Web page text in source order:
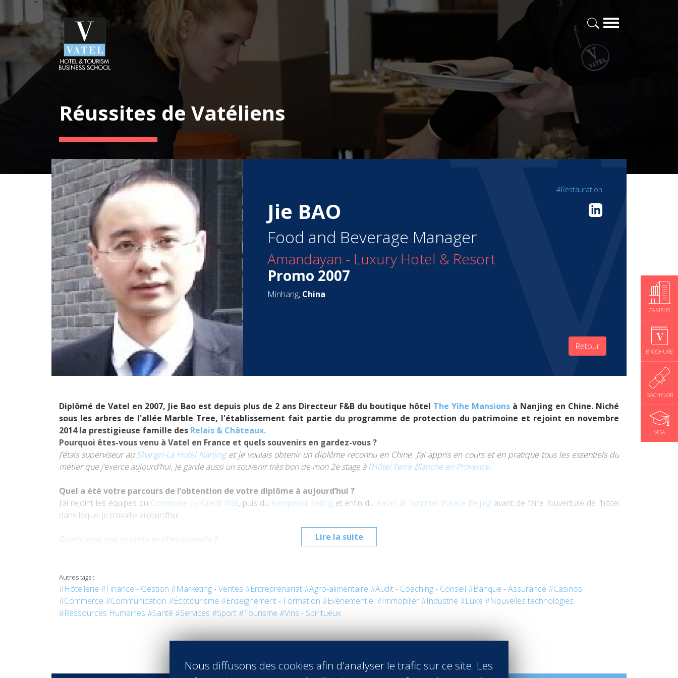
CAMPUS
BROCHURE
BACHELOR
MBA
Réussites de Vatéliens
#Restauration
Jie BAO
Food and Beverage Manager
Amandayan - Luxury Hotel & Resort
Promo 2007
Minhang, China
Retour
Lire la suite
Diplômé de Vatel en 2007, Jie Bao est depuis plus de 2 ans Directeur F&B du boutique hôtel The Yihe Mansions à Nanjing en Chine. Niché
sous les arbres de l'allée Marble Tree, l'établissement fait partie du programme de protection du patrimoine et rejoint en novembre
2014 la prestigieuse famille des Relais & Châteaux.
Pourquoi êtes-vous venu à Vatel en France et quels souvenirs en gardez-vous ?
J’étais superviseur au Shangri-La Hotel Nanjinget je voulais obtenir un diplôme reconnu en Chine. J’ai appris en cours et en pratique tous les essentiels du
métier que j’exerce aujourd’hui. Je garde aussi un souvenir très bon de mon 2e stage àl’Hôtel Terre Blanche en Provence.
Quel a été votre parcours de l’obtention de votre diplôme à aujourd’hui ?
J’ai rejoint les équipes du Commune by Great Wall, puis du Kempinski Beijinget enfin duAman at Summer Palace Beijing avant de faire l’ouverture de l’hôtel
dans lequel je travaille aujourd’hui.
Autres tags :
#Hôtellerie #Finance - Gestion #Marketing - Ventes #Entreprenariat#Agro-alimentaire #Audit - Coaching - Conseil #Banque - Assurance #Casinos
#Commerce #Communication #Écotourisme #Enseignement - Formation #Evènementiel #Immobilier#Industrie #Luxe #Nouvelles technologies
#Ressources Humaines #Santé #Services #Sport#Tourisme #Vins - Spiritueux
Nous diffusons des cookies afin d'analyser le trafic sur ce site. Les